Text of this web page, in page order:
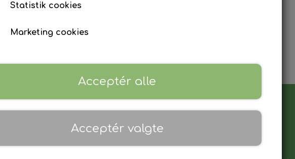
17:30
Statistik cookies
Marketing cookies
Acceptér alle
Acceptér valgte